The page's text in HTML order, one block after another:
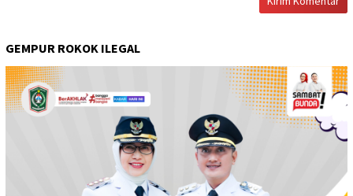
GEMPUR ROKOK ILEGAL